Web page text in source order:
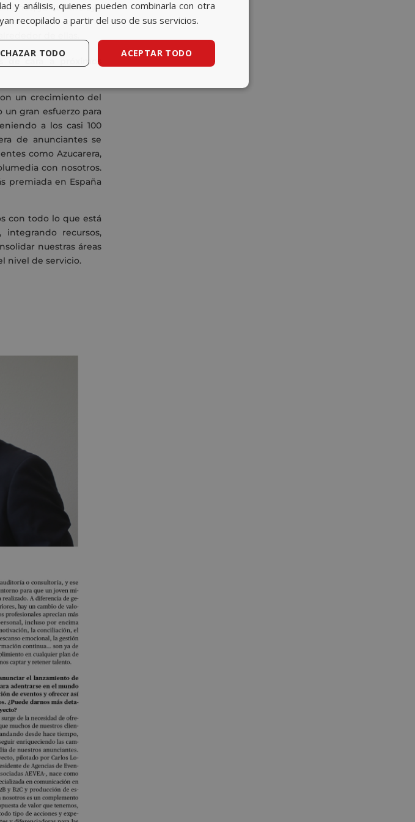
ya que incluye
las marcas, con una
de ellas.
de cara a próximos
un crecimiento del
un gran esfuerzo para
a los casi 100
de anunciantes se
como Azucarera,
con nosotros.
premiada en España
con todo lo que está
recursos,
nuestras áreas
nivel de servicio.
ENGLISH
y análisis, quienes pueden combinarla con otra
recopilado a partir del uso de sus servicios.
ACEPTAR TODO
TODO